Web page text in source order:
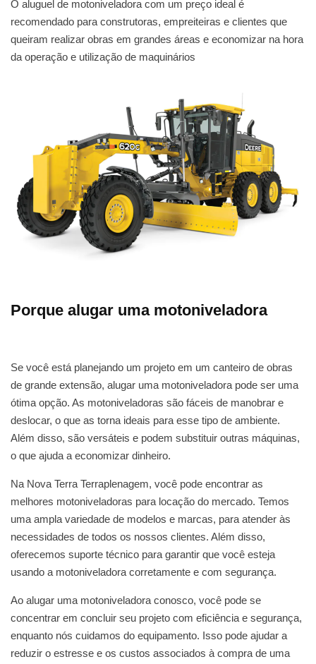
O aluguel de motoniveladora com um preço ideal é
recomendado para construtoras, empreiteiras e clientes que
queiram realizar obras em grandes áreas e economizar na hora
da operação e utilização de maquinários
Porque alugar uma motoniveladora
Se você está planejando um projeto em um canteiro de obras
de grande extensão, alugar uma motoniveladora pode ser uma
ótima opção. As motoniveladoras são fáceis de manobrar e
deslocar, o que as torna ideais para esse tipo de ambiente.
Além disso, são versáteis e podem substituir outras máquinas,
o que ajuda a economizar dinheiro.
Na Nova Terra Terraplenagem, você pode encontrar as
melhores motoniveladoras para locação do mercado. Temos
uma ampla variedade de modelos e marcas, para atender às
necessidades de todos os nossos clientes. Além disso,
oferecemos suporte técnico para garantir que você esteja
usando a motoniveladora corretamente e com segurança.
Ao alugar uma motoniveladora conosco, você pode se
concentrar em concluir seu projeto com eficiência e segurança,
enquanto nós cuidamos do equipamento. Isso pode ajudar a
reduzir o estresse e os custos associados à compra de uma